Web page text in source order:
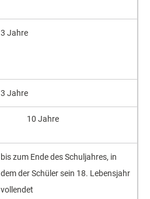
3 Jahre
3 Jahre
10 Jahre
bis zum Ende des Schul­jahres, in
dem der Schüler sein 18. Lebens­jahr
voll­endet